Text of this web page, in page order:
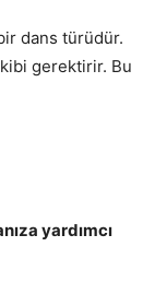
dans türüdür.
gerektirir. Bu
yardımcı